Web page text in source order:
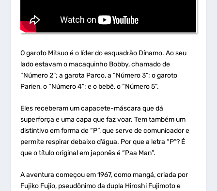
O garoto Mitsuo é o líder do esquadrão Dínamo. Ao seu
lado estavam o macaquinho Bobby, chamado de
“Número 2”; a garota Parco, a “Número 3”; o garoto
Parien, o “Número 4”; e o bebê, o “Número 5”.
Eles receberam um capacete-máscara que dá
superforça e uma capa que faz voar. Tem também um
distintivo em forma de “P”, que serve de comunicador e
permite respirar debaixo d’água. Por que a letra “P”? É
que o título original em japonês é “Paa Man”.
A aventura começou em 1967, como mangá, criada por
Fujiko Fujio, pseudônimo da dupla Hiroshi Fujimoto e